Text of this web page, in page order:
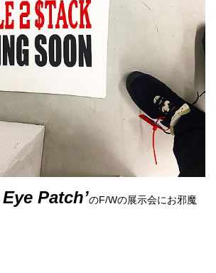
Patch’のF/Wの展示会にお邪魔